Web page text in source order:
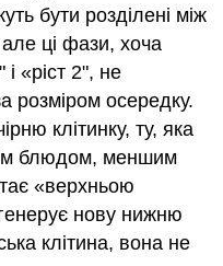
бути розділені між
ці фази, хоча
«ріст 2", не
розміром осередку.
клітинку, ту, яка
блюдом, меншим
«верхньою
нову нижню
клітина, вона не